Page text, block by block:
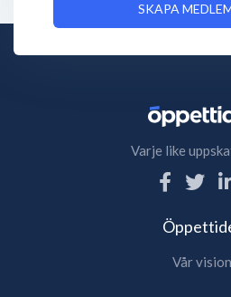
SKAPA
Varje like
Vår vision